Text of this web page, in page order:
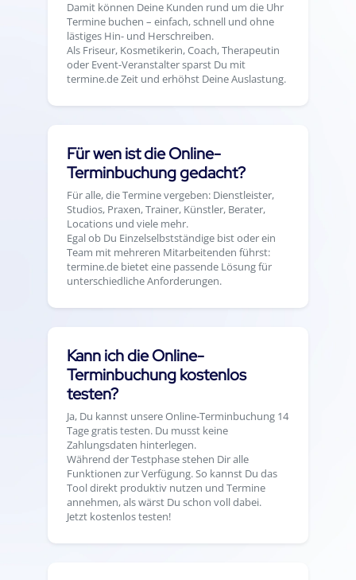
Damit können Deine Kunden rund um die Uhr
Termine buchen – einfach, schnell und ohne
lästiges Hin- und Herschreiben.
Als Friseur, Kosmetikerin, Coach, Therapeutin
oder Event-Veranstalter sparst Du mit
termine.de Zeit und erhöhst Deine Auslastung.
Für wen ist die Online-
Terminbuchung gedacht?
Für alle, die Termine vergeben: Dienstleister,
Studios, Praxen, Trainer, Künstler, Berater,
Locations und viele mehr.
Egal ob Du Einzelselbstständige bist oder ein
Team mit mehreren Mitarbeitenden führst:
termine.de bietet eine passende Lösung für
unterschiedliche Anforderungen.
Kann ich die Online-
Terminbuchung kostenlos
testen?
Ja, Du kannst unsere Online-Terminbuchung 14
Tage gratis testen. Du musst keine
Zahlungsdaten hinterlegen.
Während der Testphase stehen Dir alle
Funktionen zur Verfügung. So kannst Du das
Tool direkt produktiv nutzen und Termine
annehmen, als wärst Du schon voll dabei.
Jetzt kostenlos testen!